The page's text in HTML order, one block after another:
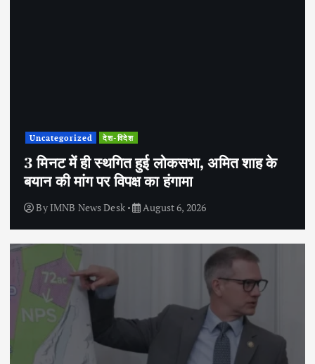
Uncategorized देश-विदेश
3 मिनट में ही स्थगित हुई लोकसभा, अमित शाह के
बयान की मांग पर विपक्ष का हंगामा
By IMNB News Desk August 6, 2026